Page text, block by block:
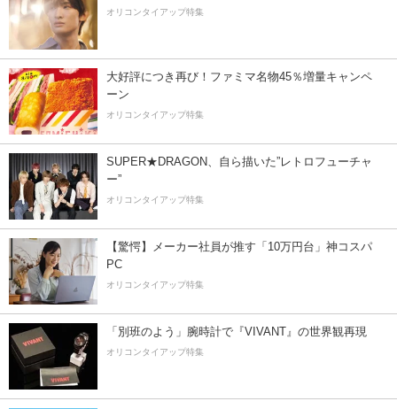
オリコンタイアップ特集
大好評につき再び！ファミマ名物45％増量キャンペ
ーン
オリコンタイアップ特集
SUPER★DRAGON、自ら描いた”レトロフューチャ
ー”
オリコンタイアップ特集
【驚愕】メーカー社員が推す「10万円台」神コスパ
PC
オリコンタイアップ特集
「別班のよう」腕時計で『VIVANT』の世界観再現
オリコンタイアップ特集